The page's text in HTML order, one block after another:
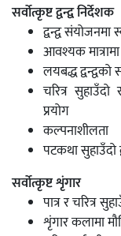
सर्वोत्कृष्ट द्वन्द्व निर्देशक
द्वन्द्व संयोजनमा
आवश्यक
लयबद्ध
चरित्र सुहाउँदो
प्रयोग
कल्पनाशीलता
पटकथा सुहाउँदो
सर्वोत्कृष्ट शृंगार
पात्र र चरित्र
शृंगार कलामा